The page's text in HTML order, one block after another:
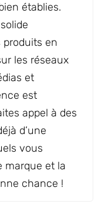
établies.
en
les réseaux
et
est
appel à des
d’une
vous
marque et la
chance !